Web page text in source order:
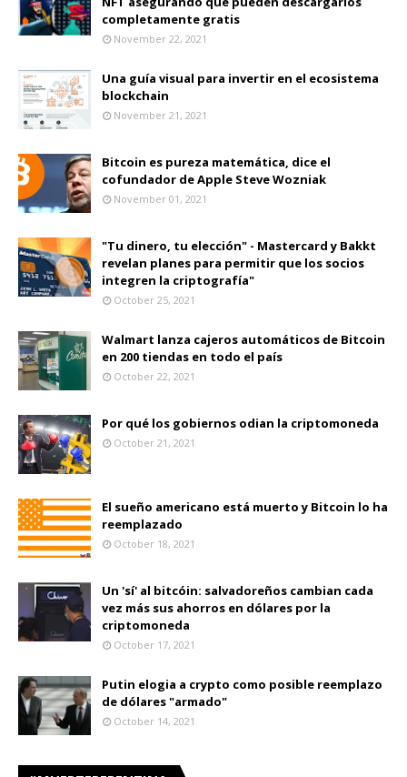
completamente gratis
November 22, 2021
Una guía visual para invertir en el ecosistema
blockchain
November 21, 2021
Bitcoin es pureza matemática, dice el
cofundador de Apple Steve Wozniak
November 01, 2021
"Tu dinero, tu elección" - Mastercard y Bakkt
revelan planes para permitir que los socios
integren la criptografía"
October 25, 2021
Walmart lanza cajeros automáticos de Bitcoin
en 200 tiendas en todo el país
October 22, 2021
Por qué los gobiernos odian la criptomoneda
October 21, 2021
El sueño americano está muerto y Bitcoin lo ha
reemplazado
October 18, 2021
Un 'sí' al bitcóin: salvadoreños cambian cada
vez más sus ahorros en dólares por la
criptomoneda
October 17, 2021
Putin elogia a crypto como posible reemplazo
de dólares "armado"
October 14, 2021